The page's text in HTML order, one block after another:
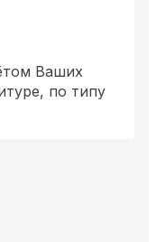
Ваших
по типу